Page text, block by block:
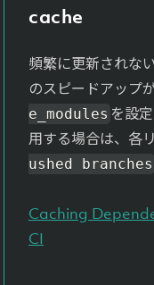
cache
頻繁に更新されな
のスピードアップ
e_modules を設
用する場合は、各
ushed branches
Caching
CI